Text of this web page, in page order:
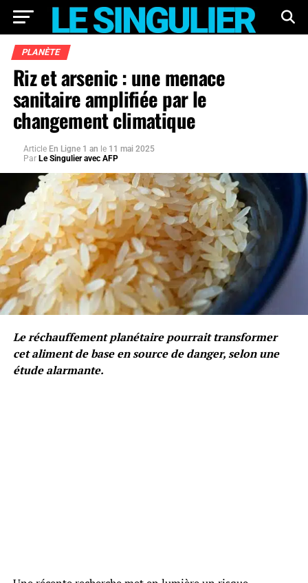
PLANÈTE
Riz et arsenic : une menace
sanitaire amplifiée par le
changement climatique
Article En Ligne 1 an le 11 mai 2025
Par Le Singulier avec AFP
Le réchauffement planétaire pourrait transformer
cet aliment de base en source de danger, selon une
étude alarmante.